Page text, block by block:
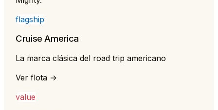
flagship
Cruise America
La marca clásica del road trip americano
Ver flota →
value